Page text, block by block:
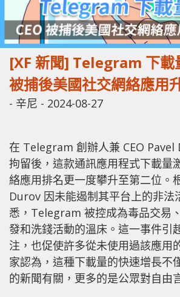
[XF 新聞] Telegram 下
被捕後美國社交網絡應用
- 辛尼 - 2024-08-27
在 Telegram 創辦人兼 CEO Pavel
拘留後，這款通訊應用程式下載量
絡應用排名更一度攀升至第二位。
Durov 因未能遏制其平台上的非法
悉，Telegram 被控成為毒品交易
發和洗錢活動的溫床。這一事件引
注，也促使許多從未使用過該應用
家認為，這種下載量的快速增長不
的新聞有關，更多的是公眾對自由